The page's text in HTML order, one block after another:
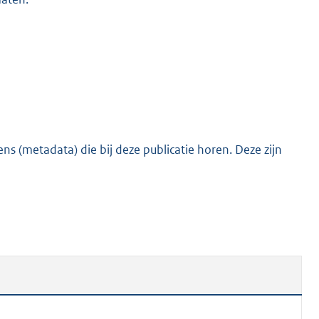
(metadata) die bij deze publicatie horen. Deze zijn